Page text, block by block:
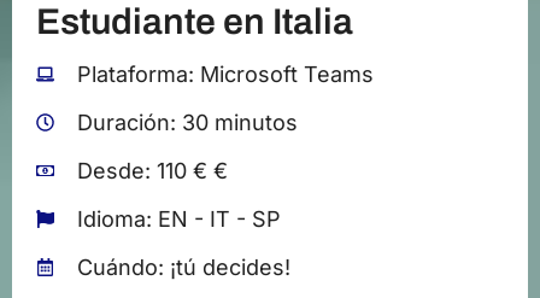
Estudiante en Italia
Plataforma: Microsoft Teams
Duración: 30 minutos
Desde: 110 € €
Idioma: EN - IT - SP
Cuándo: ¡tú decides!